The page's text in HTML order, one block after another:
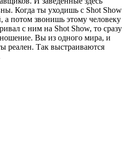
Когда ты уходишь с Shot Show
а потом звонишь этому человеку
с ним на Shot Show, то сразу
Вы из одного мира, и
реален. Так выстраиваются